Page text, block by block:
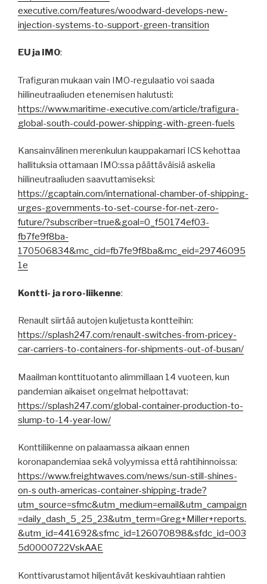
executive.com/features/woodward-develops-new-
injection-systems-to-support-green-transition
EU ja IMO:
Trafiguran mukaan vain IMO-regulaatio voi saada
hiilineutraaliuden etenemisen halutusti:
https://www.maritime-executive.com/article/trafigura-
global-south-could-power-shipping-with-green-fuels
Kansainvälinen merenkulun kauppakamari ICS kehottaa
hallituksia ottamaan IMO:ssa päättäväisiä askelia
hiilineutraaliuden saavuttamiseksi:
https://gcaptain.com/international-chamber-of-shipping-
urges-governments-to-set-course-for-net-zero-
future/?subscriber=true&goal=0_f50174ef03-
fb7fe9f8ba-
170506834&mc_cid=fb7fe9f8ba&mc_eid=29746095
1e
Kontti- ja roro-liikenne:
Renault siirtää autojen kuljetusta kontteihin:
https://splash247.com/renault-switches-from-pricey-
car-carriers-to-containers-for-shipments-out-of-busan/
Maailman konttituotanto alimmillaan 14 vuoteen, kun
pandemian aikaiset ongelmat helpottavat:
https://splash247.com/global-container-production-to-
slump-to-14-year-low/
Konttiliikenne on palaamassa aikaan ennen
koronapandemiaa sekä volyymissa että rahtihinnoissa:
https://www.freightwaves.com/news/sun-still-shines-
on-s outh-americas-container-shipping-trade?
utm_source=sfmc&utm_medium=email&utm_campaign
=daily_dash_5_25_23&utm_term=Greg+Miller+reports.
&utm_id=441692&sfmc_id=126070898&sfdc_id=003
5d0000722VskAAE
Konttivarustamot hiljentävät keskivauhtiaan rahtien